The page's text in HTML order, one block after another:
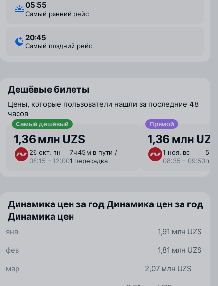
05:55
Самый ранний рейс
20:45
Самый поздний рейс
Дешёвые билеты
Цены, которые пользователи нашли за последние 48
часов
Самый дешёвый
1,36 млн UZS
26 окт, пн
08:15 – 12:00
7 ⁠ч 45 ⁠м в пути /
1 пересадка
Прямой
1,36 млн
1 ноя, вс
08:35 – 09:50
5 ⁠ч
Динамика цен за годДинамика цен за год
Динамика цен
1,91 млн UZS
янв
1,81 млн UZS
фев
2,07 млн UZS
мар